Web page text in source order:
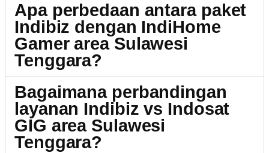
Apa perbedaan antara paket
Indibiz dengan IndiHome
Gamer area Sulawesi
Tenggara?
Bagaimana perbandingan
layanan Indibiz vs Indosat
GIG area Sulawesi
Tenggara?